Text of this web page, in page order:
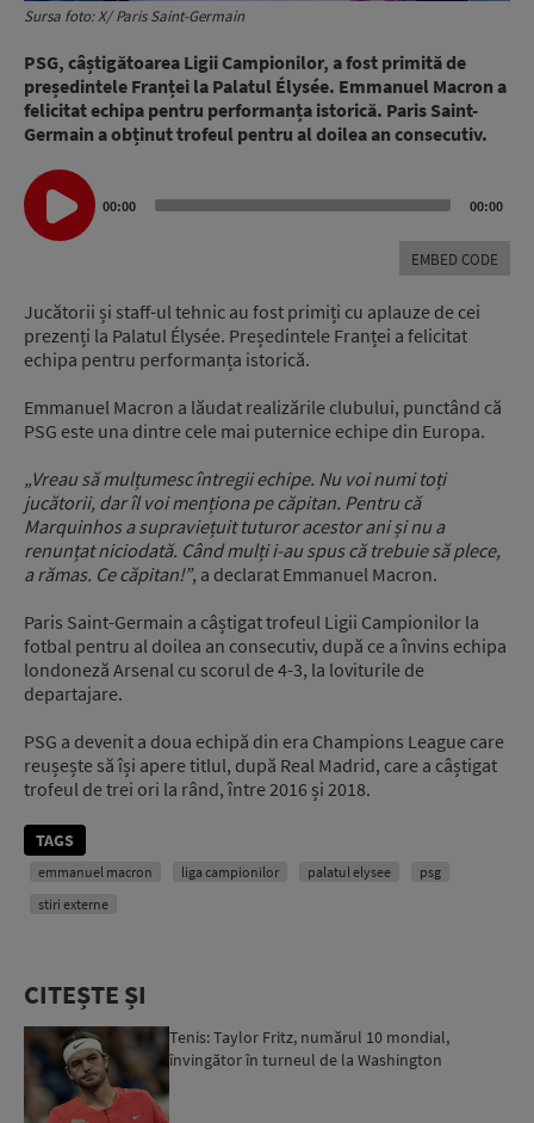
Sursa foto: X/ Paris Saint-Germain
PSG, câștigătoarea Ligii Campionilor, a fost primită de
președintele Franței la Palatul Élysée. Emmanuel Macron a
felicitat echipa pentru performanța istorică. Paris Saint-
Germain a obținut trofeul pentru al doilea an consecutiv.
Audio
Player
00:00 00:00
EMBED CODE
Jucătorii și staff-ul tehnic au fost primiți cu aplauze de cei
prezenți la Palatul Élysée. Președintele Franței a felicitat
echipa pentru performanța istorică.
Emmanuel Macron a lăudat realizările clubului, punctând că
PSG este una dintre cele mai puternice echipe din Europa.
„Vreau să mulțumesc întregii echipe. Nu voi numi toți
jucătorii, dar îl voi menționa pe căpitan. Pentru că
Marquinhos a supraviețuit tuturor acestor ani și nu a
renunțat niciodată. Când mulți i-au spus că trebuie să plece,
a rămas. Ce căpitan!”, a declarat Emmanuel Macron.
Paris Saint-Germain a câștigat trofeul Ligii Campionilor la
fotbal pentru al doilea an consecutiv, după ce a învins echipa
londoneză Arsenal cu scorul de 4-3, la loviturile de
departajare.
PSG a devenit a doua echipă din era Champions League care
reușește să își apere titlul, după Real Madrid, care a câștigat
trofeul de trei ori la rând, între 2016 și 2018.
TAGS
emmanuel macron liga campionilor palatul elysee
psg
stiri externe
CITEȘTE ȘI
Tenis: Taylor Fritz, numărul 10 mondial,
învingător în turneul de la Washington